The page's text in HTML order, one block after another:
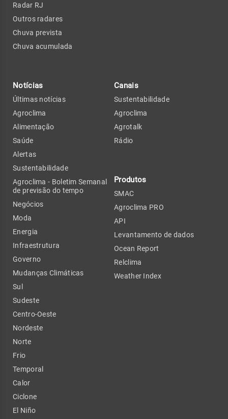
Radar RJ
Outros radares
Chuva prevista
Chuva acumulada
Notícias
Últimas notícias
Agroclima
Alimentação
Saúde
Alertas
Sustentabilidade
Agroclima - Boletim Semanal
de previsão do tempo
Negócios
Moda
Energia
Infraestrutura
Governo
Mudanças Climáticas
Sul
Sudeste
Centro-Oeste
Nordeste
Norte
Frio
Temporal
Calor
Ciclone
El Niño
Canais
Sustentabilidade
Agroclima
Agrotalk
Rádio
Produtos
SMAC
Agroclima PRO
API
Levantamento de dados
Ocean Report
Relclima
Weather Index